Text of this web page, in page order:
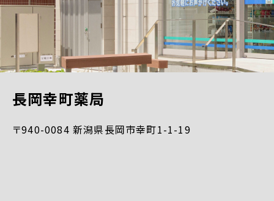
長岡幸町薬局
〒940-0084 新潟県長岡市幸町1-1-19